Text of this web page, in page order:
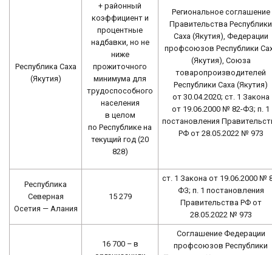
Республика Саха
(Якутия)
+ районный
коэффициент и
процентные
надбавки, но не
ниже
прожиточного
минимума для
трудоспособного
населения
в целом
по Республике на
текущий год (20
828)
Региональное соглашение
Правительства Республики
Саха (Якутия), Федерации
профсоюзов Республики
(Якутия), Союза
товаропроизводителей
Республики Саха (Якутия)
от 30.04.2020; ст. 1 Закона
от 19.06.2000 № 82-ФЗ; п. 1
постановления
РФ от 28.05.2022 № 973
Республика
Северная
Осетия — Алания
15 279
ст. 1 Закона от 19.06.2000 №
ФЗ; п. 1 постановления
Правительства РФ от
28.05.2022 № 973
16 700 – в
Соглашение Федерации
профсоюзов Республики